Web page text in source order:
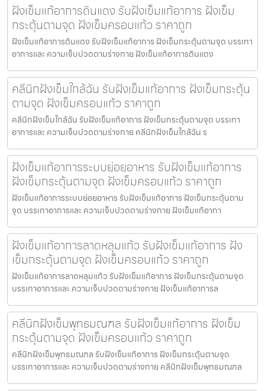
ฝังเข็มแก้อาการดินแดง รับฝังเข็มแก้อาการ ฝังเข็ม
กระตุ้นตามจุด ฝังเข็มครอบแก้ว ราคาถูก
ฝังเข็มแก้อาการดินแดง รับฝังเข็มแก้อาการ ฝังเข็มกระตุ้นตามจุด บรรเทา
อาการและ ความเจ็บปวดตามร่างกาย ฝังเข็มแก้อาการดินแดง
คลีนิกฝังเข็มใกล้ฉัน รับฝังเข็มแก้อาการ ฝังเข็มกระตุ้น
ตามจุด ฝังเข็มครอบแก้ว ราคาถูก
คลีนิกฝังเข็มใกล้ฉัน รับฝังเข็มแก้อาการ ฝังเข็มกระตุ้นตามจุด บรรเทา
อาการและ ความเจ็บปวดตามร่างกาย คลีนิกฝังเข็มใกล้ฉัน ร
ฝังเข็มแก้อาการระบบย่อยอาหาร รับฝังเข็มแก้อาการ
ฝังเข็มกระตุ้นตามจุด ฝังเข็มครอบแก้ว ราคาถูก
ฝังเข็มแก้อาการระบบย่อยอาหาร รับฝังเข็มแก้อาการ ฝังเข็มกระตุ้นตาม
จุด บรรเทาอาการและ ความเจ็บปวดตามร่างกาย ฝังเข็มแก้อากา
ฝังเข็มแก้อาการลาดหลุมแก้ว รับฝังเข็มแก้อาการ ฝัง
เข็มกระตุ้นตามจุด ฝังเข็มครอบแก้ว ราคาถูก
ฝังเข็มแก้อาการลาดหลุมแก้ว รับฝังเข็มแก้อาการ ฝังเข็มกระตุ้นตามจุด
บรรเทาอาการและ ความเจ็บปวดตามร่างกาย ฝังเข็มแก้อาการล
คลีนิกฝังเข็มพุทธมณฑล รับฝังเข็มแก้อาการ ฝังเข็ม
กระตุ้นตามจุด ฝังเข็มครอบแก้ว ราคาถูก
คลีนิกฝังเข็มพุทธมณฑล รับฝังเข็มแก้อาการ ฝังเข็มกระตุ้นตามจุด
บรรเทาอาการและ ความเจ็บปวดตามร่างกาย คลีนิกฝังเข็มพุทธมณฑล